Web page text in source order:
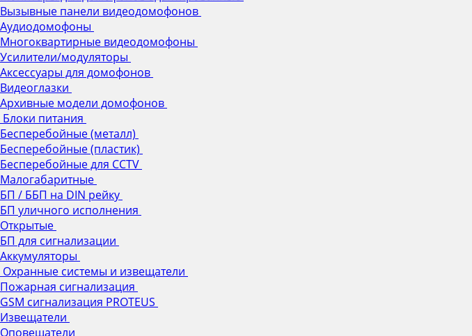
Вызывные панели видеодомофонов
Аудиодомофоны
Многоквартирные видеодомофоны
Усилители/модуляторы
Аксессуары для домофонов
Видеоглазки
Архивные модели домофонов
Блоки питания
Бесперебойные (металл)
Бесперебойные (пластик)
Бесперебойные для CCTV
Малогабаритные
БП / ББП на DIN рейку
БП уличного исполнения
Открытые
БП для сигнализации
Аккумуляторы
Охранные системы и извещатели
Пожарная сигнализация
GSM сигнализация PROTEUS
Извещатели
Оповещатели